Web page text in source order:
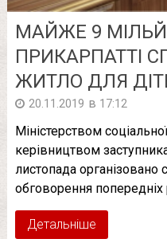
МАЙЖЕ 9
ПРИКАРПАТТІ
ЖИТЛО ДЛЯ
20.11.2019 в 17:12
Міністерством
керівництвом
листопада
обговорення попередніх
Детальніше